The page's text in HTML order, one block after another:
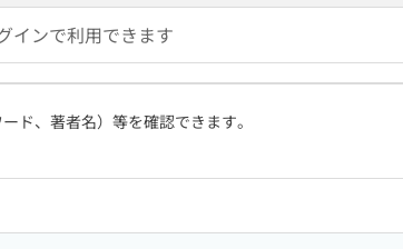
インで利用できます
ド、著者名）等を確認できます。